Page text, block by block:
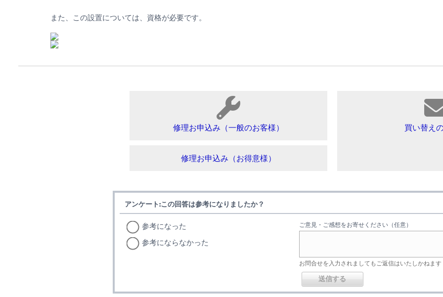
また、この設置については、資格が必要です。
修理お申込み（一般のお客様）
修理お申込み（お得意様）
買い替え
アンケート:この回答は参考になりましたか？
参考になった
参考にならなかった
ご意見・ご感想をお寄せください（任意）
お問合せを入力されましてもご返信はいたしかねます